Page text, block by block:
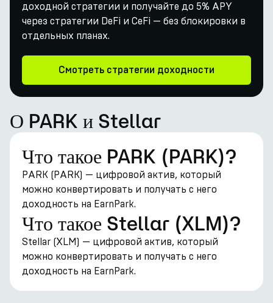
доходной стратегии и получайте до 5% APY
через стратегии DeFi и CeFi — без блокировки в
отдельных планах.
Смотреть стратегии доходности
О PARK и Stellar
Что такое PARK (PARK)?
PARK (PARK) — цифровой актив, который
можно конвертировать и получать с него
доходность на EarnPark.
Что такое Stellar (XLM)?
Stellar (XLM) — цифровой актив, который
можно конвертировать и получать с него
доходность на EarnPark.